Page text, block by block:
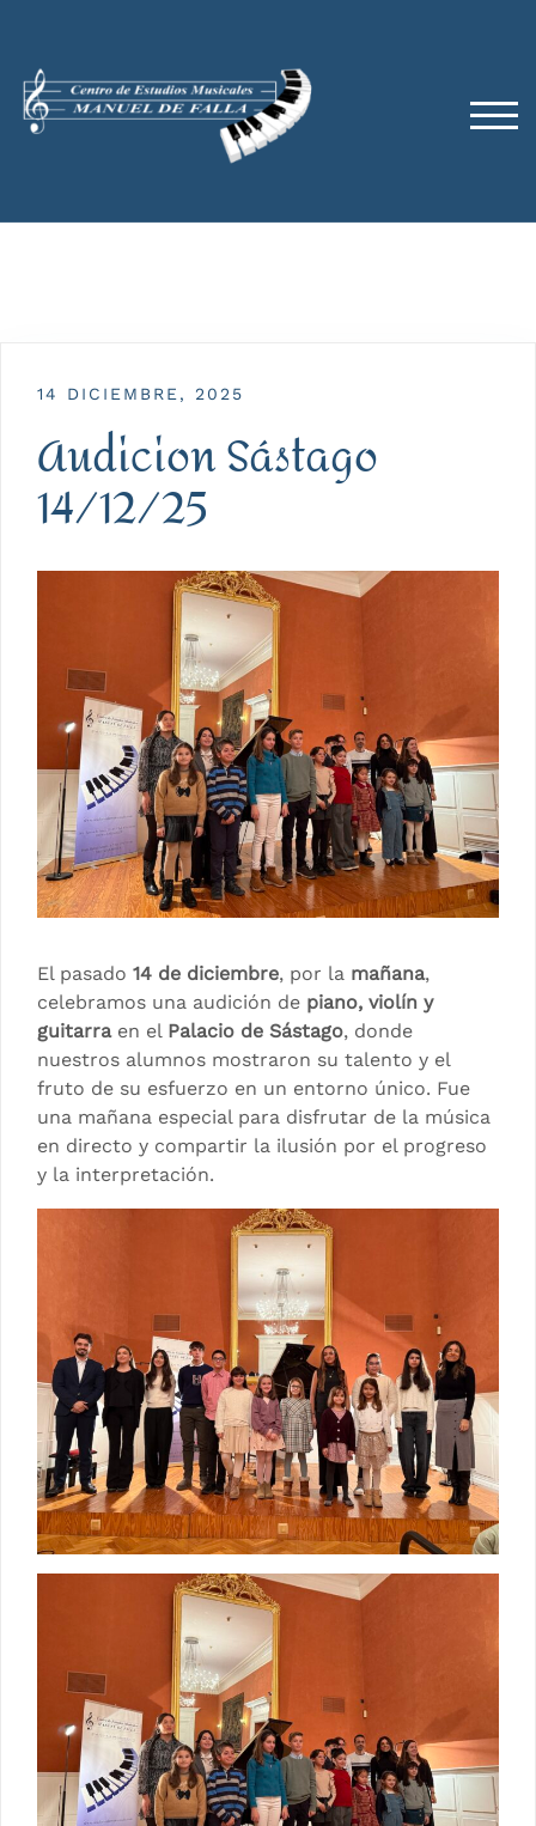
contenido
14 DICIEMBRE, 2025
Audicion Sástago
14/12/25
El pasado 14 de diciembre, por la mañana,
celebramos una audición de piano, violín y
guitarraen el Palacio de Sástago, donde
nuestros alumnos mostraron su talento y el
fruto de su esfuerzo en un entorno único. Fue
una mañana especial para disfrutar de la música
en directo y compartir la ilusión por el progreso
y la interpretación.